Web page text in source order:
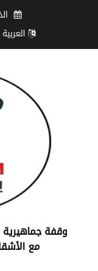
العربية
‏وقفة جماهيرية
مع